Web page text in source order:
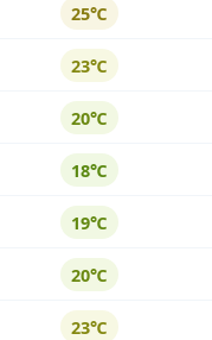
25℃
23℃
20℃
18℃
19℃
20℃
23℃